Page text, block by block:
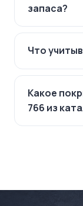
запаса?
Что
Какое
766 из